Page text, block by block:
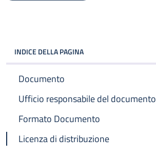
INDICE DELLA PAGINA
Documento
Ufficio responsabile del documento
Formato Documento
Licenza di distribuzione